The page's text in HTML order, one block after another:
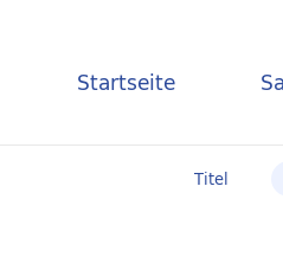
Startseite
Titel